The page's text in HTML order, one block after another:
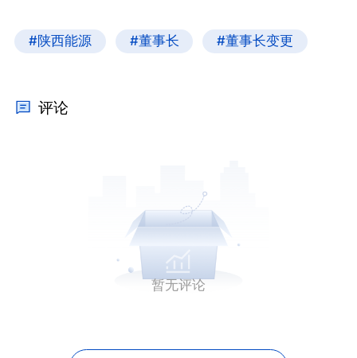
#陕西能源 #董事长 #董事长变更
评论
暂无评论